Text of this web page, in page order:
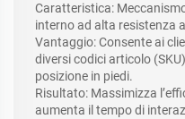
Caratteristica:
interno ad alta resistenza
Vantaggio: Consente ai
diversi codici articolo
posizione in piedi.
Risultato: Massimizza
aumenta il tempo di